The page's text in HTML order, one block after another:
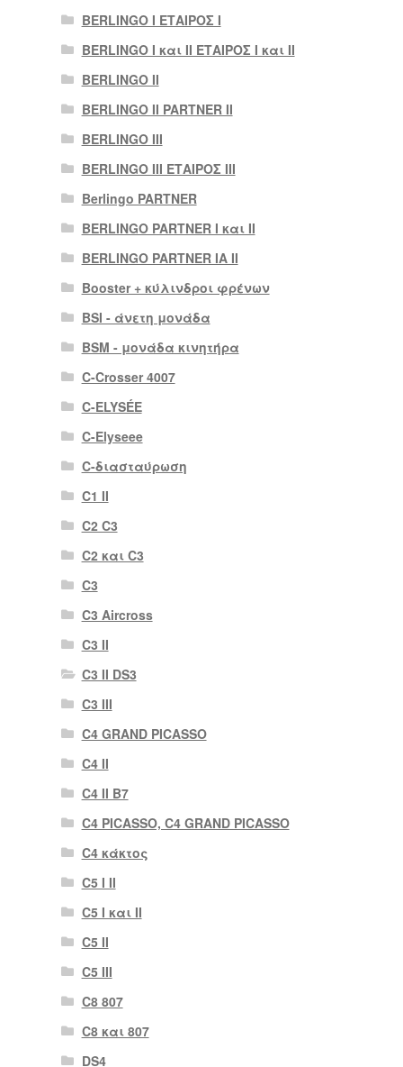
BERLINGO I ΕΤΑΙΡΟΣ Ι
BERLINGO I και II ΕΤΑΙΡΟΣ I και II
BERLINGO II
BERLINGO II PARTNER II
BERLINGO III
BERLINGO III ΕΤΑΙΡΟΣ III
Berlingo PARTNER
BERLINGO PARTNER I και II
BERLINGO PARTNER IA II
Booster + κύλινδροι φρένων
BSI - άνετη μονάδα
BSM - μονάδα κινητήρα
C-Crosser 4007
C-ELYSÉE
C-Elyseee
C-διασταύρωση
C1 II
C2 C3
C2 και C3
C3
C3 Aircross
C3 II
C3 II DS3
C3 III
C4 GRAND PICASSO
C4 II
C4 II B7
C4 PICASSO, C4 GRAND PICASSO
C4 κάκτος
C5 I II
C5 I και II
C5 II
C5 III
C8 807
C8 και 807
DS4